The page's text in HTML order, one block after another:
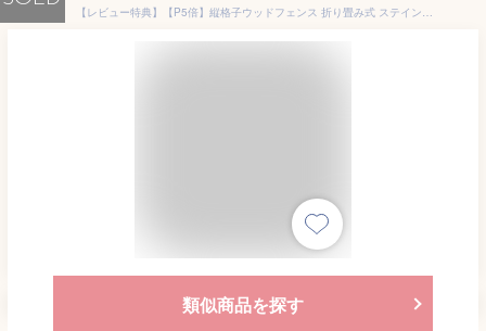
【レビュー特典】【P5倍】縦格子ウッドフェンス 折り畳み式 ステイン塗装仕上げ DIYで置くだけ簡単設置 隙間ふさぎ 置き型折りたたみフェンス 花壇仕切り木製柵 自立 高さ60 幅160 低い 間仕切り 垣根 園芸 家庭菜園 WF-160F
類似商品を探す